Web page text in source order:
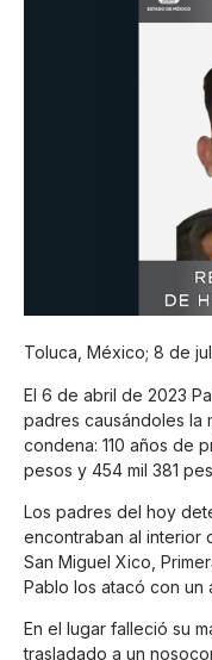
Toluca, México; 8 de
El 6 de abril de 2023
padres causándoles la
condena: 110 años de
pesos y 454 mil 381
Los padres del hoy
encontraban al interior
San Miguel Xico,
Pablo los atacó con un
En el lugar falleció su
trasladado a un